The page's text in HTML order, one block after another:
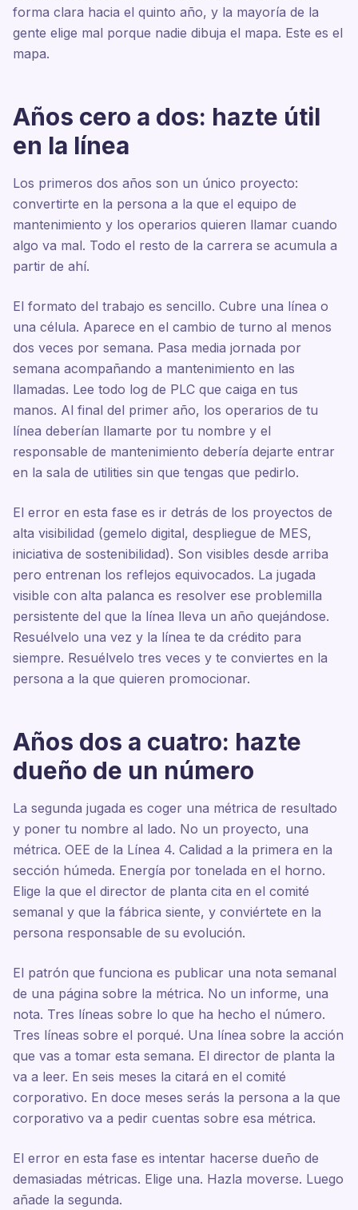
forma clara hacia el quinto año, y la mayoría de la
gente elige mal porque nadie dibuja el mapa. Este es el
mapa.
Años cero a dos: hazte útil
en la línea
Los primeros dos años son un único proyecto:
convertirte en la persona a la que el equipo de
mantenimiento y los operarios quieren llamar cuando
algo va mal. Todo el resto de la carrera se acumula a
partir de ahí.
El formato del trabajo es sencillo. Cubre una línea o
una célula. Aparece en el cambio de turno al menos
dos veces por semana. Pasa media jornada por
semana acompañando a mantenimiento en las
llamadas. Lee todo log de PLC que caiga en tus
manos. Al final del primer año, los operarios de tu
línea deberían llamarte por tu nombre y el
responsable de mantenimiento debería dejarte entrar
en la sala de utilities sin que tengas que pedirlo.
El error en esta fase es ir detrás de los proyectos de
alta visibilidad (gemelo digital, despliegue de MES,
iniciativa de sostenibilidad). Son visibles desde arriba
pero entrenan los reflejos equivocados. La jugada
visible con alta palanca es resolver ese problemilla
persistente del que la línea lleva un año quejándose.
Resuélvelo una vez y la línea te da crédito para
siempre. Resuélvelo tres veces y te conviertes en la
persona a la que quieren promocionar.
Años dos a cuatro: hazte
dueño de un número
La segunda jugada es coger una métrica de resultado
y poner tu nombre al lado. No un proyecto, una
métrica. OEE de la Línea 4. Calidad a la primera en la
sección húmeda. Energía por tonelada en el horno.
Elige la que el director de planta cita en el comité
semanal y que la fábrica siente, y conviértete en la
persona responsable de su evolución.
El patrón que funciona es publicar una nota semanal
de una página sobre la métrica. No un informe, una
nota. Tres líneas sobre lo que ha hecho el número.
Tres líneas sobre el porqué. Una línea sobre la acción
que vas a tomar esta semana. El director de planta la
va a leer. En seis meses la citará en el comité
corporativo. En doce meses serás la persona a la que
corporativo va a pedir cuentas sobre esa métrica.
El error en esta fase es intentar hacerse dueño de
demasiadas métricas. Elige una. Hazla moverse. Luego
añade la segunda.